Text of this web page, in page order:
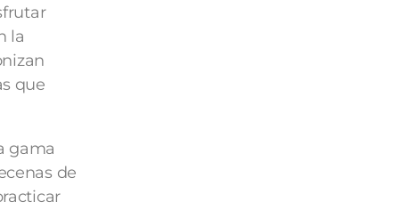
la
que
gama
de